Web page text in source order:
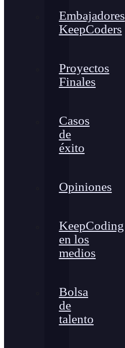
Embajadores
KeepCoders
Proyectos
Finales
Casos
de
éxito
Opiniones
KeepCoding
en los
medios
Bolsa
de
talento